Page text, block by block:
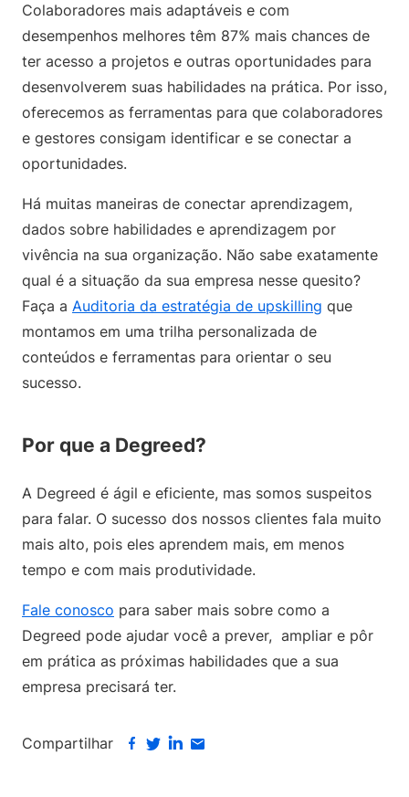
Colaboradores mais adaptáveis e com
desempenhos melhores têm 87% mais chances de
ter acesso a projetos e outras oportunidades para
desenvolverem suas habilidades na prática. Por isso,
oferecemos as ferramentas para que colaboradores
e gestores consigam identificar e se conectar a
oportunidades.
Há muitas maneiras de conectar aprendizagem,
dados sobre habilidades e aprendizagem por
vivência na sua organização. Não sabe exatamente
qual é a situação da sua empresa nesse quesito?
Faça a Auditoria da estratégia de upskilling que
montamos em uma trilha personalizada de
conteúdos e ferramentas para orientar o seu
sucesso.
Por que a Degreed?
A Degreed é ágil e eficiente, mas somos suspeitos
para falar. O sucesso dos nossos clientes fala muito
mais alto, pois eles aprendem mais, em menos
tempo e com mais produtividade.
Fale conosco para saber mais sobre como a
Degreed pode ajudar você a prever, ampliar e pôr
em prática as próximas habilidades que a sua
empresa precisará ter.
Compartilhar